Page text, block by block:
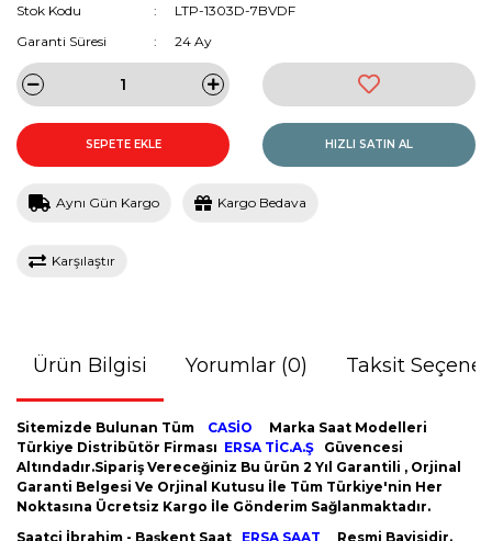
Stok Kodu
LTP-1303D-7BVDF
Garanti Süresi
24 Ay
SEPETE EKLE HIZLI SATIN AL
Aynı Gün Kargo Kargo Bedava
Karşılaştır
Ürün Bilgisi Yorumlar (0) Taksit
Sitemizde Bulunan Tüm CASİO
Marka Saat Modelleri
Türkiye Distribütör Firması ERSA TİC.A.Ş
Güvencesi
Altındadır.Sipariş Vereceğiniz Bu ürün 2 Yıl Garantili , Orjinal
Garanti Belgesi Ve Orjinal Kutusu İle Tüm Türkiye'nin Her
Noktasına Ücretsiz Kargo İle Gönderim Sağlanmaktadır.
Saatçi İbrahim - Başkent Saat ERSA SAAT Resmi Bayisidir.